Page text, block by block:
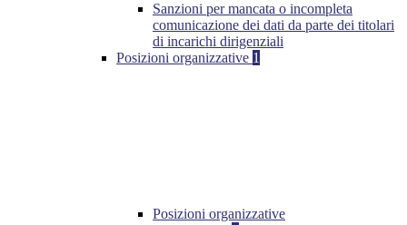
Sanzioni per mancata o incompleta
comunicazione dei dati da parte dei titolari
di incarichi dirigenziali
Posizioni organizzative 1
Posizioni organizzative